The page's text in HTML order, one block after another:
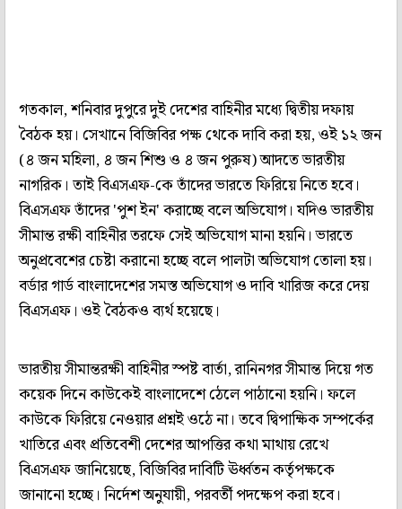
গতকাল, শনিবার দুপুরে দুই দেশের বাহিনীর মধ্যে দ্বিতীয় দফায়
বৈঠক হয়। সেখানে বিজিবির পক্ষ থেকে দাবি করা হয়, ওই ১২ জন
(৪ জন মহিলা, ৪ জন শিশু ও ৪ জন পুরুষ) আদতে ভারতীয়
নাগরিক। তাই বিএসএফ-কে তাঁদের ভারতে ফিরিয়ে নিতে হবে।
বিএসএফ তাঁদের 'পুশ ইন' করাচ্ছে বলে অভিযোগ। যদিও ভারতীয়
সীমান্ত রক্ষী বাহিনীর তরফে সেই অভিযোগ মানা হয়নি। ভারতে
অনুপ্রবেশের চেষ্টা করানো হচ্ছে বলে পালটা অভিযোগ তোলা হয়।
বর্ডার গার্ড বাংলাদেশের সমস্ত অভিযোগ ও দাবি খারিজ করে দেয়
বিএসএফ। ওই বৈঠকও ব্যর্থ হয়েছে।
ভারতীয় সীমান্তরক্ষী বাহিনীর স্পষ্ট বার্তা, রানিনগর সীমান্ত দিয়ে গত
কয়েক দিনে কাউকেই বাংলাদেশে ঠেলে পাঠানো হয়নি। ফলে
কাউকে ফিরিয়ে নেওয়ার প্রশ্নই ওঠে না। তবে দ্বিপাক্ষিক সম্পর্কের
খাতিরে এবং প্রতিবেশী দেশের আপত্তির কথা মাথায় রেখে
বিএসএফ জানিয়েছে, বিজিবির দাবিটি ঊর্ধ্বতন কর্তৃপক্ষকে
জানানো হচ্ছে। নির্দেশ অনুযায়ী, পরবর্তী পদক্ষেপ করা হবে।